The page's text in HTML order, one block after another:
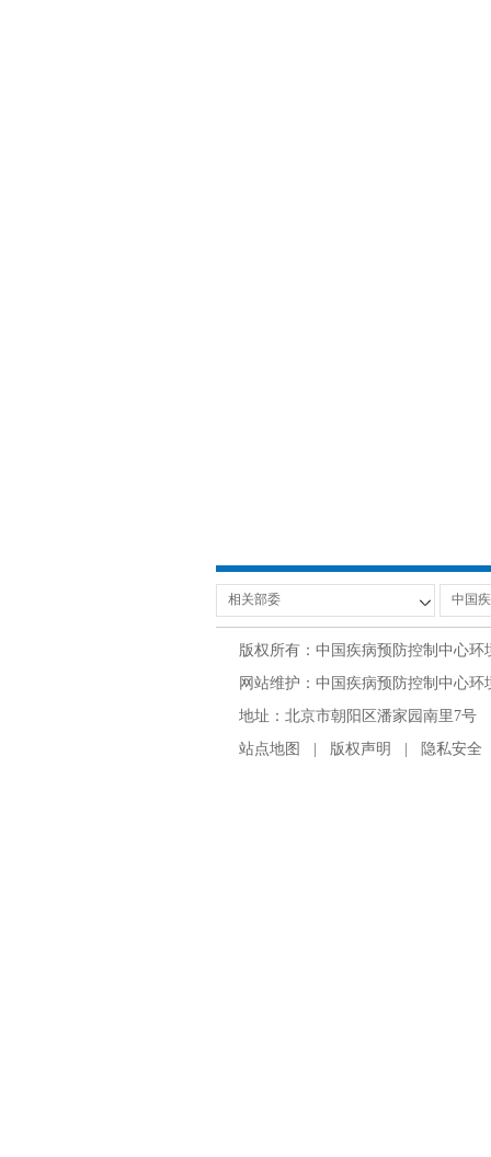
版权所有：中国疾病预防控制中心环
网站维护：中国疾病预防控制中心
地址：北京市朝阳区潘家园南里7号
站点地图
版权声明 隐私安全